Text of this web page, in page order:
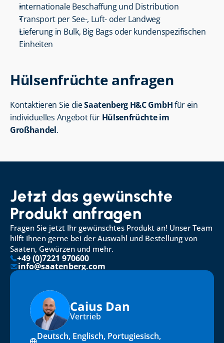
internationale Beschaffung und Distribution
Transport per See-, Luft- oder Landweg
Lieferung in Bulk, Big Bags oder kundenspezifischen
Einheiten
Hülsenfrüchte anfragen
Kontaktieren Sie die Saatenberg H&C GmbH für ein
individuelles Angebot für Hülsenfrüchte im
Großhandel.
Jetzt das gewünschte
Produkt anfragen
Fragen Sie jetzt Ihr gewünschtes Produkt an! Unser Team
hilft Ihnen gerne bei der Auswahl und Bestellung von
Saaten, Gewürzen und mehr.
+49 (0)7221 970600
info@saatenberg.com
Caius Dan
Vertrieb
Deutsch, Englisch, Portugiesisch,